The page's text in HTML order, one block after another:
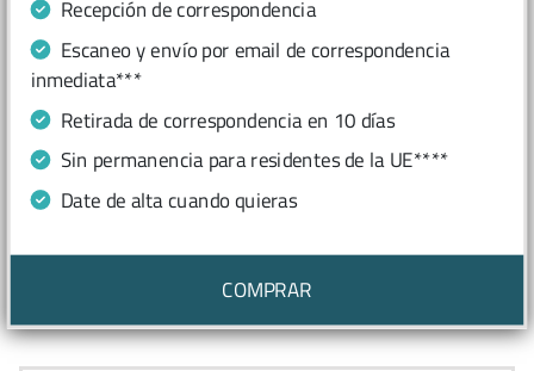
Recepción de correspondencia
Escaneo y envío por email de correspondencia
inmediata***
Retirada de correspondencia en 10 días
Sin permanencia para residentes de la UE****
Date de alta cuando quieras
COMPRAR